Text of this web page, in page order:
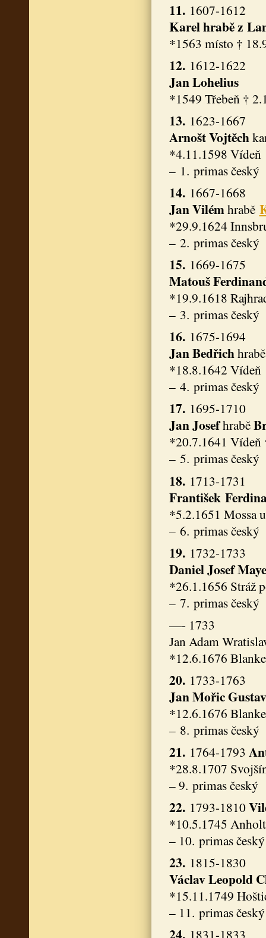
11.1607-1612
Karel hrabě z
*1563 místo †
12.1612-1622
Jan Lohelius
*1549 Třebeň †
13.1623-1667
Arnošt Vojtěch
*4.11.1598 Vídeň
– 1. primas český
14.1667-1668
Jan Vilémhrabě
*29.9.1624
– 2. primas český
15.1669-1675
Matouš
*19.9.1618
– 3. primas český
16.1675-1694
Jan Bedřichhrabě
*18.8.1642 Vídeň
– 4. primas český
17.1695-1710
Jan Josefhrabě
*20.7.1641 Vídeň
– 5. primas český
18.1713-1731
František
*5.2.1651 Mossa
– 6. primas český
19. 1732-1733
Daniel Josef
*26.1.1656 Stráž
– 7. primas český
—- 1733
Jan Adam
*12.6.1676
20. 1733-1763
Jan Mořic
*12.6.1676
– 8. primas český
21. 1764-1793
*28.8.1707
– 9. primas český
22. 1793-1810
*10.5.1745
– 10. primas český
23.1815-1830
Václav Leopold
*15.11.1749
– 11. primas český
24.1831-1833